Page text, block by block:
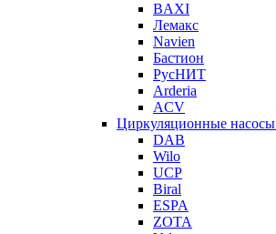
BAXI
Лемакс
Navien
Бастион
РусНИТ
Arderia
ACV
Циркуляционные насосы
DAB
Wilo
UCP
Biral
ESPA
ZOTA